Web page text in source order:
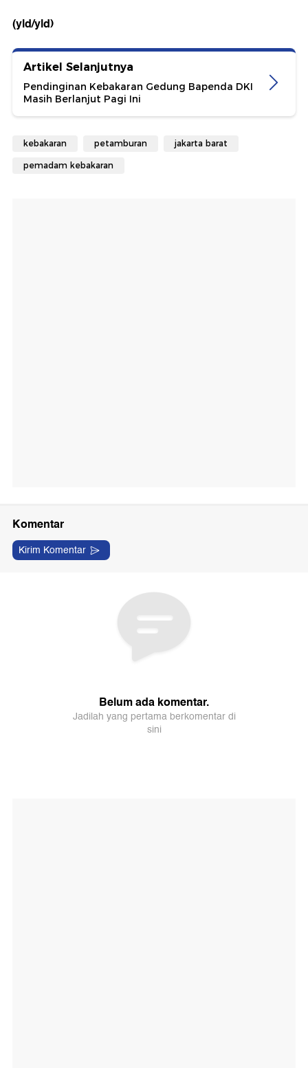
(yld/yld)
Artikel Selanjutnya
Pendinginan Kebakaran Gedung Bapenda DKI
Masih Berlanjut Pagi Ini
kebakaran petamburan jakarta barat
pemadam kebakaran